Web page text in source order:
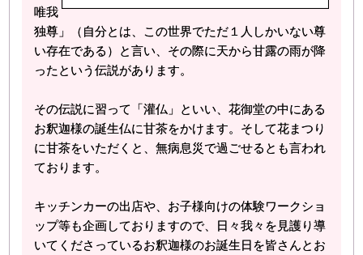
唯我
独尊」（自分とは、この世界でただ１人しかいない尊
い存在である）と言い、その際に天から甘露の雨が降
ったという伝説があります。
その伝説に習って「灌仏」といい、花御堂の中にある
お釈迦様の誕生仏に甘茶をかけます。そして花まつり
に甘茶をいただくと、無病息災で過ごせるとも言われ
ております。
キッチンカーの出店や、お子様向けの体験ワークショ
ップ等も企画しておりますので、日々我々を見護り導
いてくださっているお釈迦様のお誕生日を皆さんとお